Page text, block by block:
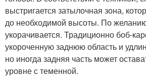
выстригается затылочная зона,
до необходимой высоты. По
укорачивается. Традиционно боб-
укороченную заднюю область и
но иногда задняя часть может
уровне с теменной.